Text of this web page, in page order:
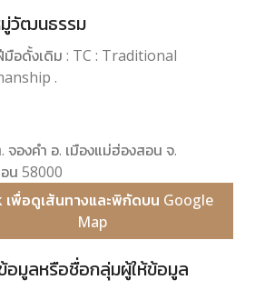
วัฒนธรรม
มือดั้งเดิม : TC : Traditional
.
จองคำ อ. เมืองแม่ฮ่องสอน จ.
น 58000
เพื่อดูเส้นทางและพิกัดบน Google
Map
อมูลหรือชื่อกลุ่มผู้ให้ข้อมูล